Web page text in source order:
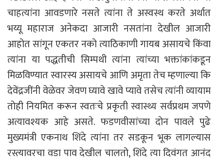
चाहत्यांना आवडणारे नसते त्यांना ते अस्वस्थ करते अर्थात
भय्यू महाराज अनेकदा आजारी नसतांना देखील आजारी
आहोत सांगून एकतर नको त्याठिकाणी गायब असायचे किंवा
त्यांना या पद्धतीची सिम्पथी त्यांना त्यांच्या भक्तांकांकडून
मिळविण्यात स्वारस्य असायचे आणि अमृता तेच म्हणाल्या कि
देवेंद्रजींनी वेळेवर जेवण घ्यावे खावे प्यावे तसेच त्यांनी व्यायाम
तोही नियमित करून स्वतःचे प्रकृती स्वास्थ्य सर्वप्रथम जपणे
अत्यावश्यक आहे असते. फडणवीसांच्या दोन पावले पुढे
मुख्यमंत्री एकनाथ शिंदे त्यांना तर सडकून भूक लागल्यास
रस्त्यावरचा वडा पाव देखील चालतो, शिंदे त्या दिवंगत आनंद